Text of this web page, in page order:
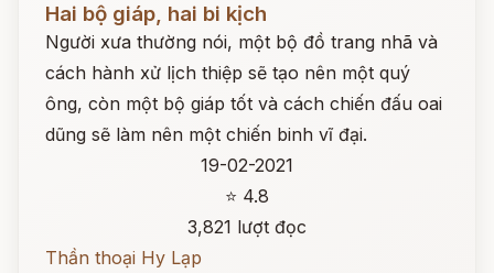
Hai bộ giáp, hai bi kịch
Người xưa thường nói, một bộ đồ trang nhã và
cách hành xử lịch thiệp sẽ tạo nên một quý
ông, còn một bộ giáp tốt và cách chiến đấu oai
dũng sẽ làm nên một chiến binh vĩ đại.
19-02-2021
⭐ 4.8
3,821 lượt đọc
Thần thoại Hy Lạp